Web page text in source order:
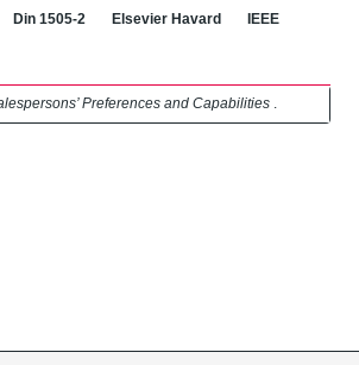
Din 1505-2 Elsevier Havard IEEE
Preferences and Capabilities